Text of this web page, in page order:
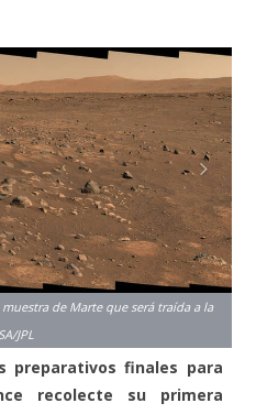
de Marte que será traída a la
JPL
Next
preparativos finales para
recolecte su primera